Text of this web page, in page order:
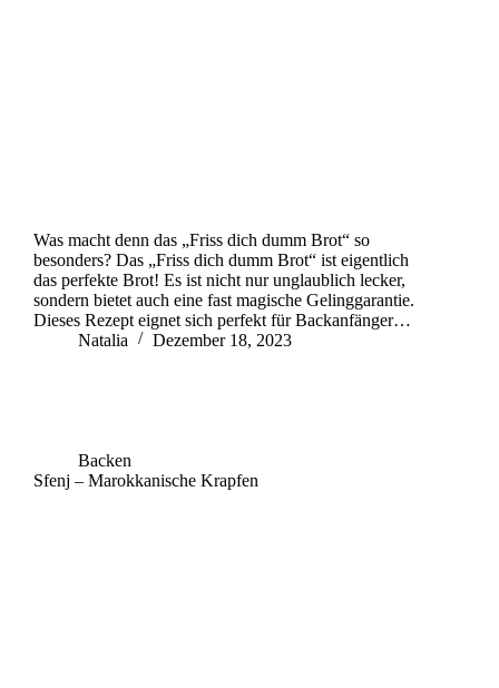
Was macht denn das „Friss dich dumm Brot“ so
besonders? Das „Friss dich dumm Brot“ ist eigentlich
das perfekte Brot! Es ist nicht nur unglaublich lecker,
sondern bietet auch eine fast magische Gelinggarantie.
Dieses Rezept eignet sich perfekt für Backanfänger…
Natalia
Dezember 18, 2023
Backen
Sfenj – Marokkanische Krapfen